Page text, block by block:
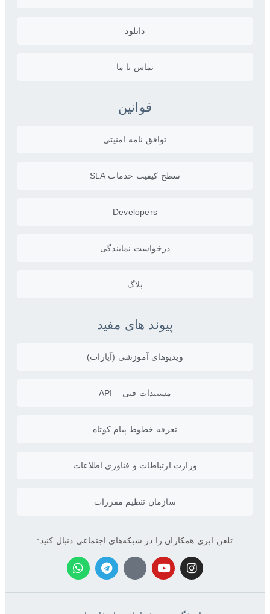
دانلود
تماس با ما
قوانین
توافق نامه امنیتی
سطح کیفیت خدمات SLA
Developers
درخواست نمایندگی
بلاگ
پیوند های مفید
ویدیو‌های آموزشی (آپارات)
مستندات فنی – API
تعرفه خطوط پیام کوتاه
وزارت ارتباطات و فناوری اطلاعات
سازمان تنظیم مقررات
تلفن ابری همکاران را در شبکه‌های اجتماعی دنبال کنید: